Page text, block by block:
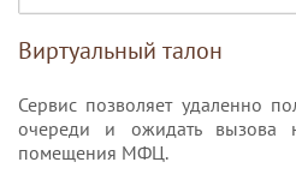
Виртуальный талон
Сервис позволяет удаленно
очереди и ожидать вызова
помещения МФЦ.